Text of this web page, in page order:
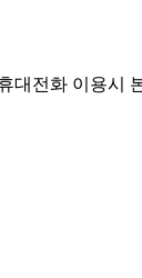
대전화 이용시